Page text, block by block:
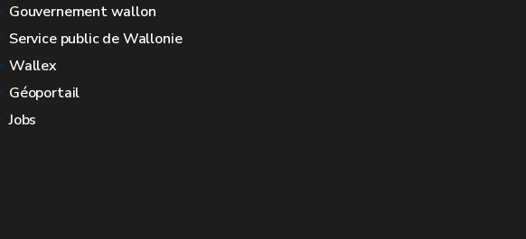
Gouvernement wallon
Service public de Wallonie
Wallex
Géoportail
Jobs